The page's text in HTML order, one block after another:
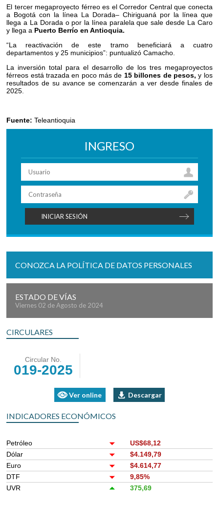
El tercer megaproyecto férreo es el Corredor Central que conecta
a Bogotá con la línea La Dorada– Chiriguaná por la línea que
llega a La Dorada o por la línea paralela que sale desde La Caro
y llega a Puerto Berrío en Antioquia.
“La reactivación de este tramo beneficiará a cuatro
departamentos y 25 municipios”: puntualizó Camacho.
La inversión total para el desarrollo de los tres megaproyectos
férreos está trazada en poco más de 15 billones de pesos, y los
resultados de su avance se comenzarán a ver desde finales de
2025.
Fuente:Teleantioquia
INGRESO
CONOZCA LA POLÍTICA DE DATOS PERSONALES
ESTADO DE VÍAS
Viernes 02 de Agosto de 2024
CIRCULARES
Circular No.
019-2025
Ver online Descargar
INDICADORES ECONÓMICOS
Petróleo
US$68,12
Dólar
$4.149,79
Euro
$4.614,77
DTF
9,85%
UVR
375,69